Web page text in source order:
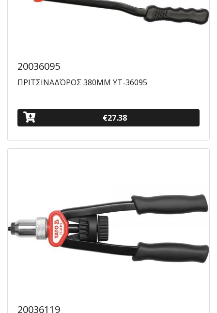
20036095
ΠΡΙΤΣΙΝΑΔΌΡΟΣ 380MM YT-36095
€27.38
20036119